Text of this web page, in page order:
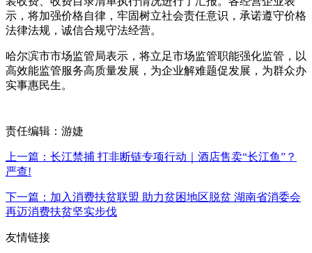
示，将加强价格自律，牢固树立社会责任意识，承诺遵守价格
法律法规，诚信合规守法经营。
哈尔滨市市场监管局表示，将立足市场监管职能强化监管，以
高效能监管服务高质量发展，为企业解难题促发展，为群众办
实事惠民生。
责任编辑：游婕
上一篇：长江禁捕 打非断链专项行动｜酒店售卖“长江鱼”？
严查!
下一篇：加入消费扶贫联盟 助力贫困地区脱贫 湖南省消委会
再迈消费扶贫坚实步伐
友情链接